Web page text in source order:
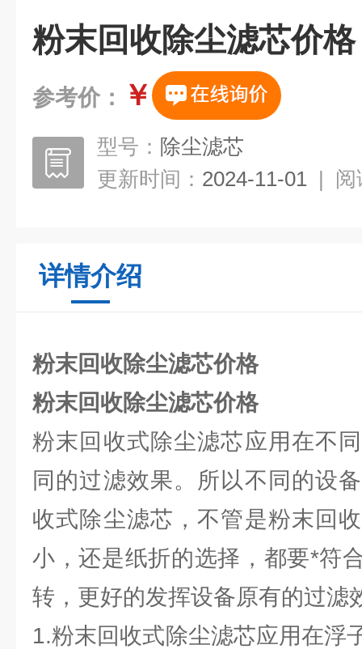
粉末回收除尘滤芯价格
参考价： ￥
型号： 除尘滤芯
更新时间： 2024-11-01 | 阅
详情介绍
粉末回收除尘滤芯价格
粉末回收除尘滤芯价格
粉末回收式除尘滤芯应用在不
同的过滤效果。所以不同的设
收式除尘滤芯，不管是粉末回
小，还是纸折的选择，都要*符
转，更好的发挥设备原有的过滤
1.粉末回收式除尘滤芯应用在浮